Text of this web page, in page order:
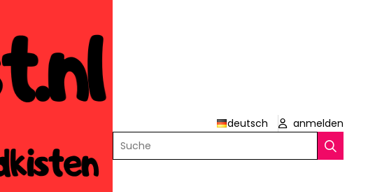
deutsch
anmelden
Suche